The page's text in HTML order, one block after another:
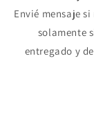
Envié mensaje
solamente
entregado y